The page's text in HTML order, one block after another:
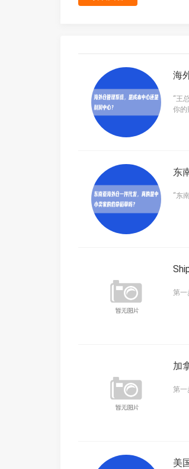
海
“王
你的
东
“东
第一
加
第一
美